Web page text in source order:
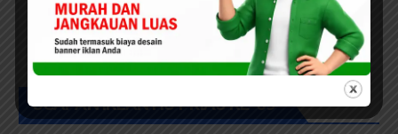
Anggota DPRD Pekanbaru Abu
Bakar. S. Pi Dampingi Reses
Anggota DPRD Riau Kasir. ST
UCAPAN IKLAN HUT RIAU KE-69